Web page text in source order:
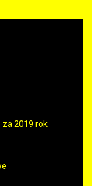
za 2019 rok